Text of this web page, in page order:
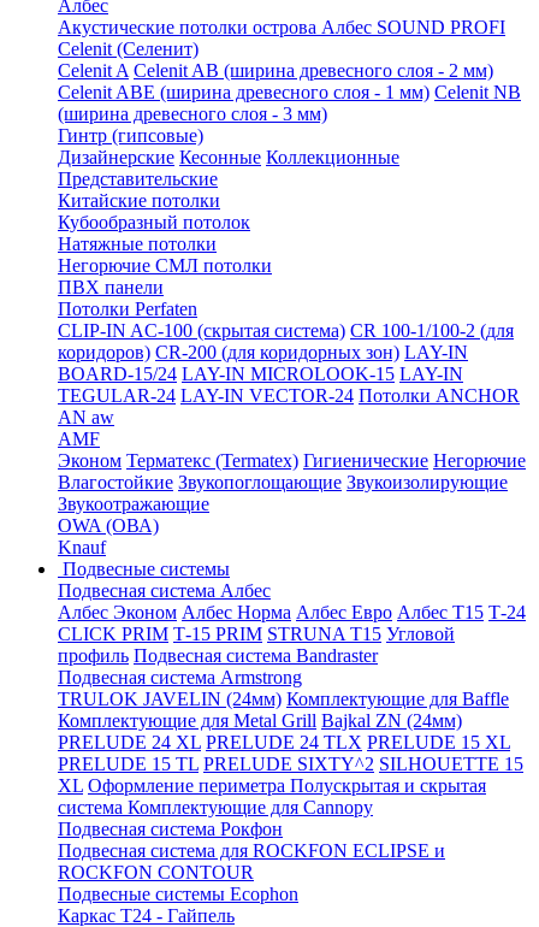
Албес
Акустические потолки острова Албес SOUND PROFI
Celenit (Селенит)
Celenit A Celenit AB (ширина древесного слоя - 2 мм)
Celenit ABE (ширина древесного слоя - 1 мм) Celenit NB
(ширина древесного слоя - 3 мм)
Гинтр (гипсовые)
Дизайнерские Кесонные Коллекционные
Представительские
Китайские потолки
Кубообразный потолок
Натяжные потолки
Негорючие СМЛ потолки
ПВХ панели
Потолки Perfaten
CLIP-IN AC-100 (скрытая система) CR 100-1/100-2 (для
коридоров) CR-200 (для коридорных зон) LAY-IN
BOARD-15/24 LAY-IN MICROLOOK-15 LAY-IN
TEGULAR-24 LAY-IN VECTOR-24 Потолки ANCHOR
AN aw
AMF
Эконом Терматекс (Termatex) Гигиенические Негорючие
Влагостойкие Звукопоглощающие Звукоизолирующие
Звукоотражающие
OWA (ОВА)
Knauf
Подвесные системы
Подвесная система Албес
Албес Эконом Албес Норма Албес Евро Албес T15 Т-24
CLICK PRIM Т-15 PRIM STRUNA Т15 Угловой
профиль Подвесная система Bandraster
Подвесная система Armstrong
TRULOK JAVELIN (24мм) Комплектующие для Baffle
Комплектующие для Metal Grill Bajkal ZN (24мм)
PRELUDE 24 XL PRELUDE 24 TLX PRELUDE 15 XL
PRELUDE 15 TL PRELUDE SIXTY^2 SILHOUETTE 15
XL Оформление периметра Полускрытая и скрытая
система Комплектующие для Cannopy
Подвесная система Рокфон
Подвесная система для ROCKFON ECLIPSE и
ROCKFON CONTOUR
Подвесные системы Ecophon
Каркас Т24 - Гайпель